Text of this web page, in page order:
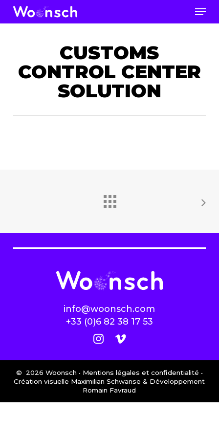
Skip
CUSTOMS
CONTROL CENTER
SOLUTION
info@woonsch.com
+33 (0)6 82 38 17 53
© 2026 Woonsch • Mentions légales et confidentialité •
Création visuelle Maximilian Schwanse & Développement
Romain Favraud